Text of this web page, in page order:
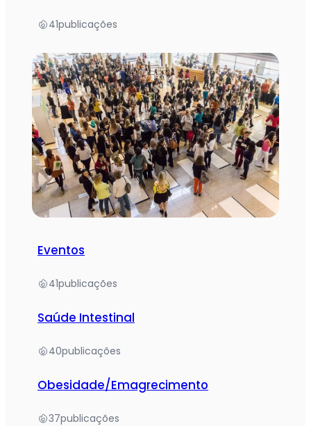
41publicações
Eventos
41publicações
Saúde Intestinal
40publicações
Obesidade/Emagrecimento
37publicações